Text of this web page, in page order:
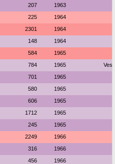
207 1963
225 1964
2301 1964
148 1964
584 1965
784 1965
701 1965
580 1965
606 1965
1712 1965
245 1965
2249 1966
316 1966
456 1966